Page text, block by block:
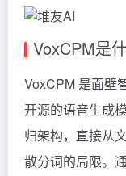
VoxCPM是
VoxCPM 是面壁
开源的语音生成
归架构，直接从
散分词的局限。